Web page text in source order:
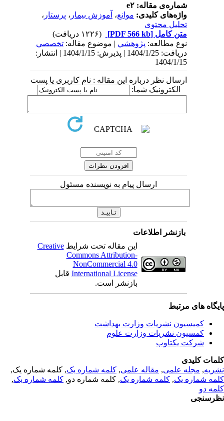
شماره‌ی مقاله: e۲
واژه‌های کلیدی:موانع،آموزش بیمار، پرستار،
تحلیل محتوی
متن کامل[PDF 566 kb]
نوع مطالعه:پژوهشي| موضوع مقاله:تخصصي
دریافت: 1404/1/25 | پذیرش: 1404/1/15 | انتشار:
1404/1/15
ارسال نظر درباره این مقاله : نام کاربری یا پست
الکترونیک شما:
ارسال پیام به نویسنده مسئول
بازنشر اطلاعات
این مقاله تحت شرایطCreative
Commons Attribution-
NonCommercial 4.0
International Licenseقابل
بازنشر است.
های مرتبط
کمیسیون نشریات وزارت بهداشت
کمسیون نشریات وزارت علوم
شرکت یکتاوب
کلیدی
,مجله علمی, مقاله علمی, کلمه شماره یک, کلمه شماره یک,
شماره یک,کلمه شماره یک, کلمه شماره دو,کلمه شماره یک,
دو